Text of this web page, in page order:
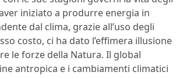
iniziato a produrre energia in
dal clima, grazie all’uso degli
costo, ci ha dato l’effimera illusione
le forze della Natura. Il global
antropica e i cambiamenti climatici